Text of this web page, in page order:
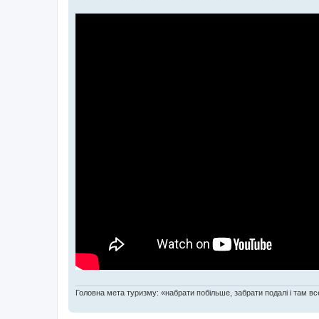
Головна мета туризму: «набрати побільше, забрати подалі і там